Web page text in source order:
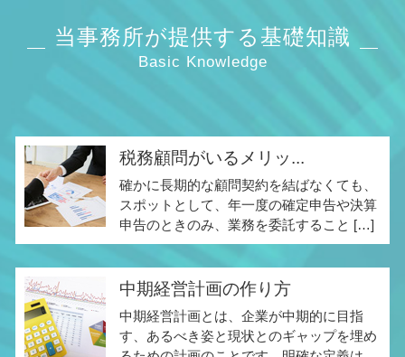
当事務所が提供する基礎知識
Basic Knowledge
税務顧問がいるメリッ...
確かに長期的な顧問契約を結ばなくても、
スポットとして、年一度の確定申告や決算
申告のときのみ、業務を委託すること […]
中期経営計画の作り方
中期経営計画とは、企業が中期的に目指
す、あるべき姿と現状とのギャップを埋め